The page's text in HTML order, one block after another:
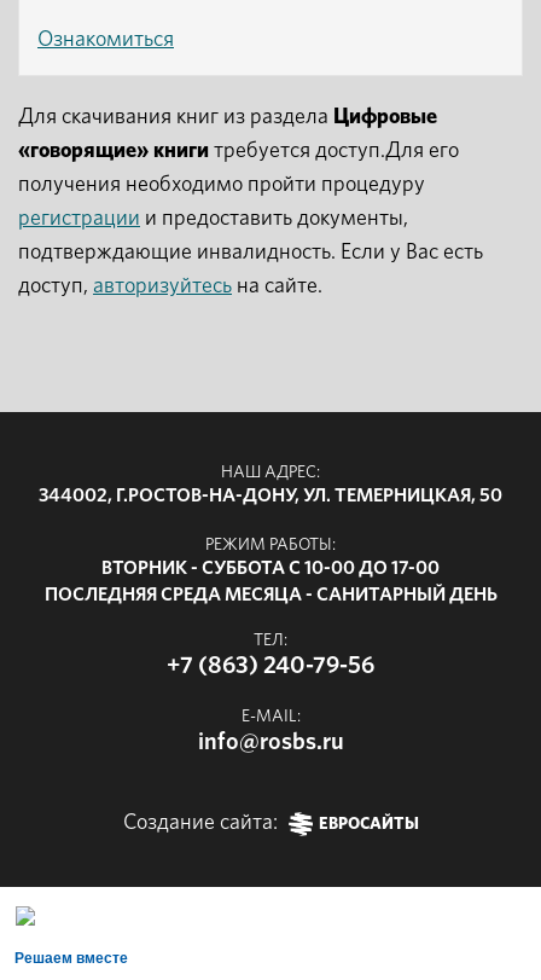
Ознакомиться
Для скачивания книг из раздела Цифровые
«говорящие» книги требуется доступ.Для его
получения необходимо пройти процедуру
регистрации и предоставить документы,
подтверждающие инвалидность. Если у Вас есть
доступ, авторизуйтесь на сайте.
НАШ АДРЕС:
344002, Г.РОСТОВ-НА-ДОНУ, УЛ. ТЕМЕРНИЦКАЯ, 50
РЕЖИМ РАБОТЫ:
ВТОРНИК - СУББОТА С 10-00 ДО 17-00
ПОСЛЕДНЯЯ СРЕДА МЕСЯЦА - САНИТАРНЫЙ ДЕНЬ
ТЕЛ:
+7 (863) 240-79-56
E-MAIL:
info@rosbs.ru
Создание сайта: ЕВРОСАЙТЫ
Решаем вместе